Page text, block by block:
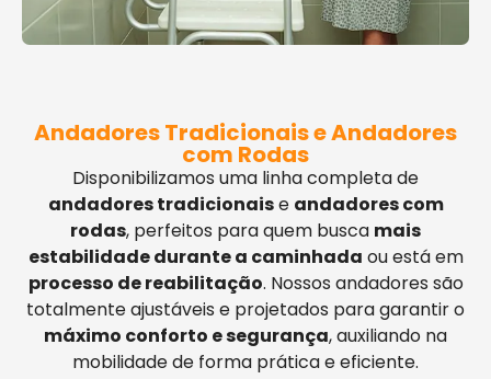
Andadores Tradicionais e Andadores
com Rodas
Disponibilizamos uma linha completa de
andadores tradicionaise andadores com
rodas, perfeitos para quem busca mais
estabilidade durante a caminhada ou está em
processo de reabilitação. Nossos andadores são
totalmente ajustáveis e projetados para garantir o
máximo conforto e segurança, auxiliando na
mobilidade de forma prática e eficiente.